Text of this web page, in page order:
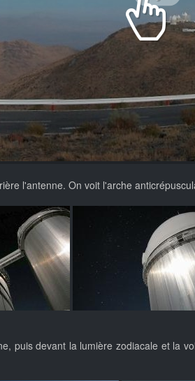
l'antenne. On voit l'arche
puis devant la lumière zodiacale et la